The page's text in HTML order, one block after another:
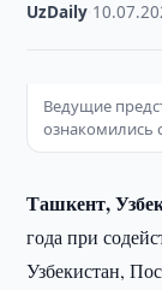
UzDaily
Ведущие
ознакомились
Ташкент,
года при
Узбекистан,